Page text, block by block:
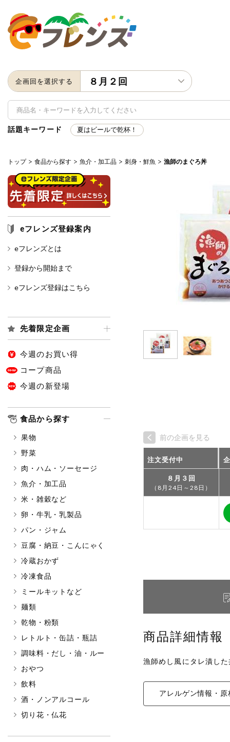
企画回を選択する ８月２回
キーワード
アレルゲン情報 特定原材料と特定原材料に準ずる
さけ
アレルゲン情報は、商品企画時
特定原材料に準ずるものは、お取
話題キーワード 夏はビールで乾杯！
トップ 食品から探す 魚介・加工品 刺身・鮮魚 漁師のまぐろ丼
eフレンズ登録案内
eフレンズとは
登録から開始まで
eフレンズ登録はこちら
先着限定企画
今週のお買い得
コープ商品
今週の新登場
食品から探す
果物
野菜
肉・ハム・ソーセージ
魚介・加工品
米・雑穀など
卵・牛乳・乳製品
パン・ジャム
豆腐・納豆・こんにゃく
冷蔵おかず
冷凍食品
ミールキットなど
麺類
乾物・粉類
レトルト・缶詰・瓶詰
調味料・だし・油・ルー
おやつ
飲料
酒・ノンアルコール
切り花・仏花
前の企画を見る
注文受付中
８月３回
（8月24日～28日）
商品詳細情報
漁師めし風にタレ漬し
アレルゲン情報・